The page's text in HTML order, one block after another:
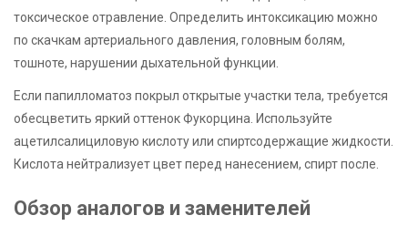
токсическое отравление. Определить интоксикацию можно
по скачкам артериального давления, головным болям,
тошноте, нарушении дыхательной функции.
Если папилломатоз покрыл открытые участки тела, требуется
обесцветить яркий оттенок Фукорцина. Используйте
ацетилсалициловую кислоту или спиртсодержащие жидкости.
Кислота нейтрализует цвет перед нанесением, спирт после.
Обзор аналогов и заменителей